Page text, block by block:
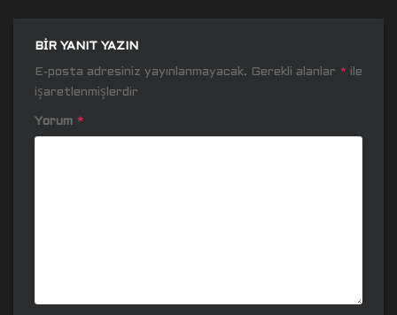
BIR YANIT YAZIN
E-posta adresiniz yayınlanmayacak. Gerekli alanlar * ile
işaretlenmişlerdir
Yorum *